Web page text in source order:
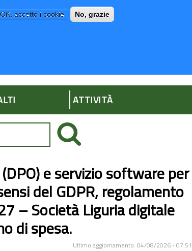
OK, accetto i cookie No, grazie
ATTIVITÀ
e servizio software per
del GDPR, regolamento
– Società Liguria digitale
di spesa.
Ultimo aggiornamento: 04/08/2026 - 07:51